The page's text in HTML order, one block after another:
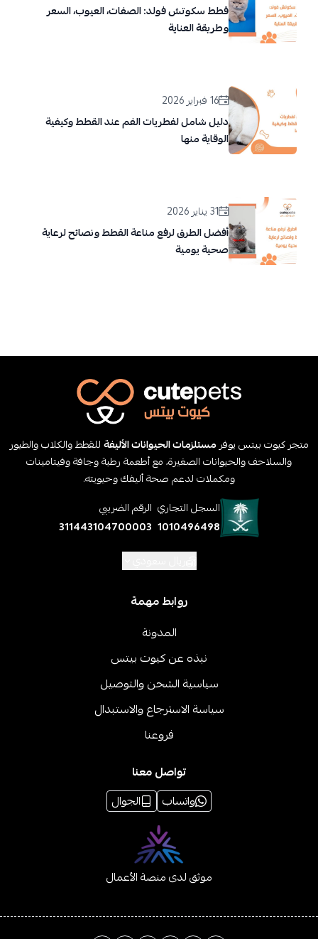
قطط سكوتش فولد: الصفات، العيوب، السعر
وطريقة العناية
16 فبراير 2026
دليل شامل لفطريات الفم عند القطط وكيفية
الوقاية منها
31 يناير 2026
أفضل الطرق لرفع مناعة القطط ونصائح لرعاية
صحية يومية
متجر كيوت بيتس يوفر مستلزمات الحيوانات الأليفةللقطط والكلاب والطيور
والسلاحف والحيوانات الصغيرة، مع أطعمة رطبة وجافة وفيتامينات
ومكملات لدعم صحة أليفك وحيويته.
السجل التجاري
1010496498
الرقم الضريبي
311443104700003
روابط مهمة
المدونة
نبذه عن كيوت بيتس
سياسية الشحن والتوصيل
سياسة الاسترجاع والاستبدال
فروعنا
تواصل معنا
واتساب
الجوال
موثق لدى منصة الأعمال